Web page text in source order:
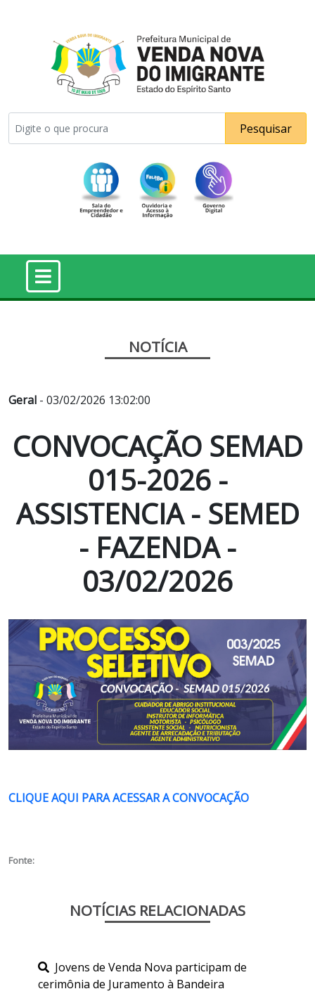
Pesquisar
NOTÍCIA
Geral - 03/02/2026 13:02:00
CONVOCAÇÃO SEMAD
015-2026 -
ASSISTENCIA - SEMED
- FAZENDA -
03/02/2026
CLIQUE AQUI PARA ACESSAR A CONVOCAÇÃO
Fonte:
NOTÍCIAS RELACIONADAS
Jovens de Venda Nova participam de
cerimônia de Juramento à Bandeira